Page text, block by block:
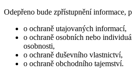
Odepřeno bude zpřístupnění informace,
o ochraně utajovaných informací,
o ochraně osobních nebo
osobnosti,
o ochraně duševního vlastnictví,
o ochraně obchodního tajemství.